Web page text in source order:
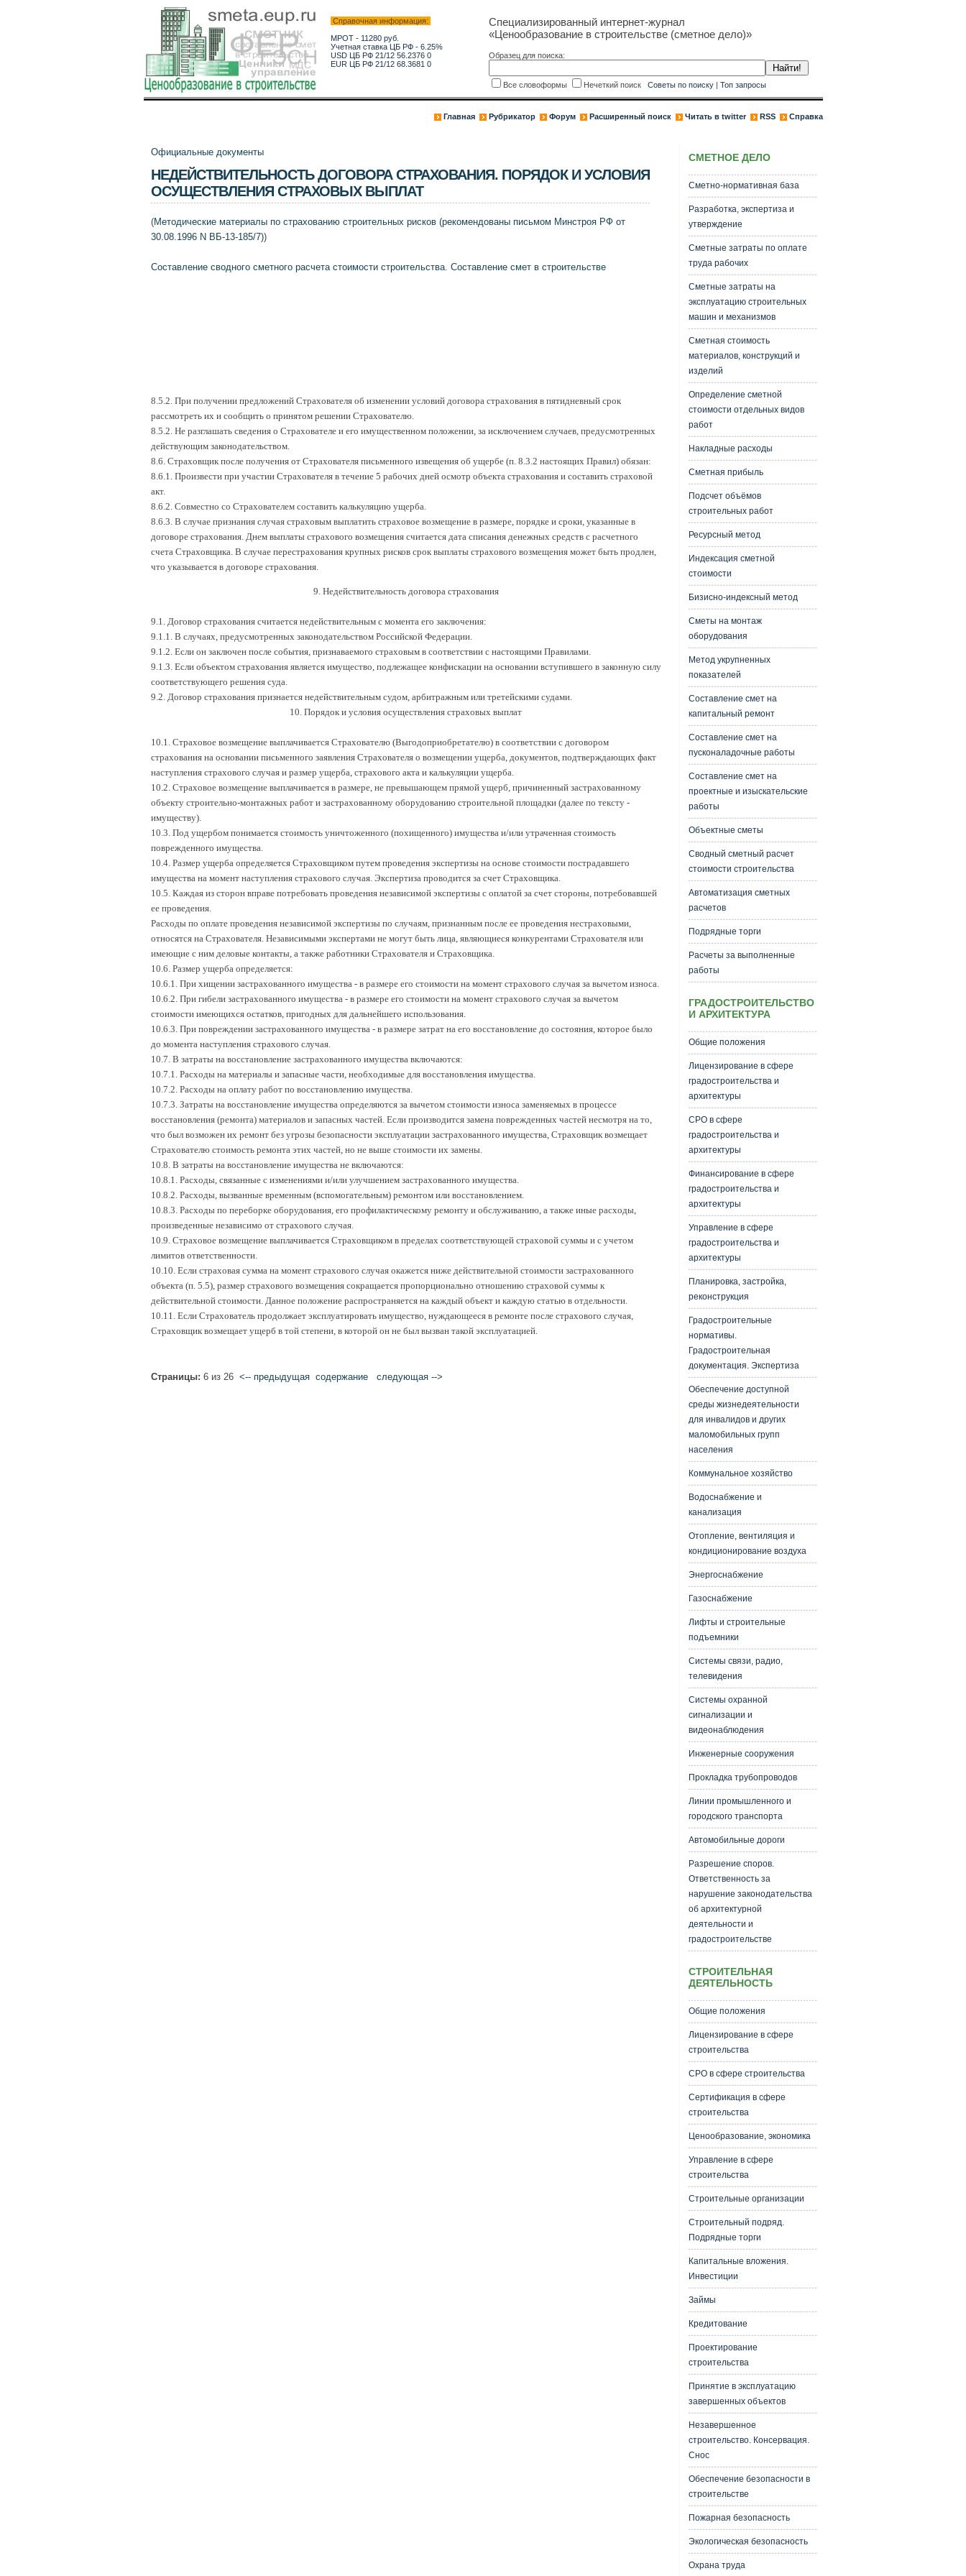
Справочная информация:
МРОТ - 11280 руб.
Учетная ставка ЦБ РФ - 6.25%
USD ЦБ РФ 21/12 56.2376 0
EUR ЦБ РФ 21/12 68.3681 0
Специализированный интернет-журнал
«Ценообразование в строительстве (сметное дело)»
Образец для поиска:
Все словоформы Нечеткий поиск Советы по поиску| Топ запросы
Главная Рубрикатор Форум Расширенный поиск Читать в twitter RSS Справка
Официальные документы
НЕДЕЙСТВИТЕЛЬНОСТЬ ДОГОВОРА СТРАХОВАНИЯ. ПОРЯДОК И УСЛОВИЯ
ОСУЩЕСТВЛЕНИЯ СТРАХОВЫХ ВЫПЛАТ
(Методические материалы по страхованию строительных рисков (рекомендованы письмом Минстроя РФ от
30.08.1996 N ВБ-13-185/7))
Составление сводного сметного расчета стоимости строительства. Составление смет в строительстве
8.5.2. При получении предложений Страхователя об изменении условий договора страхования в пятидневный срок
рассмотреть их и сообщить о принятом решении Страхователю.
8.5.2. Не разглашать сведения о Страхователе и его имущественном положении, за исключением случаев, предусмотренных
действующим законодательством.
8.6. Страховщик после получения от Страхователя письменного извещения об ущербе (п. 8.3.2 настоящих Правил) обязан:
8.6.1. Произвести при участии Страхователя в течение 5 рабочих дней осмотр объекта страхования и составить страховой
акт.
8.6.2. Совместно со Страхователем составить калькуляцию ущерба.
8.6.3. В случае признания случая страховым выплатить страховое возмещение в размере, порядке и сроки, указанные в
договоре страхования. Днем выплаты страхового возмещения считается дата списания денежных средств с расчетного
счета Страховщика. В случае перестрахования крупных рисков срок выплаты страхового возмещения может быть продлен,
что указывается в договоре страхования.
9. Недействительность договора страхования
9.1. Договор страхования считается недействительным с момента его заключения:
9.1.1. В случаях, предусмотренных законодательством Российской Федерации.
9.1.2. Если он заключен после события, признаваемого страховым в соответствии с настоящими Правилами.
9.1.3. Если объектом страхования является имущество, подлежащее конфискации на основании вступившего в законную силу
соответствующего решения суда.
9.2. Договор страхования признается недействительным судом, арбитражным или третейскими судами.
10. Порядок и условия осуществления страховых выплат
10.1. Страховое возмещение выплачивается Страхователю (Выгодоприобретателю) в соответствии с договором
страхования на основании письменного заявления Страхователя о возмещении ущерба, документов, подтверждающих факт
наступления страхового случая и размер ущерба, страхового акта и калькуляции ущерба.
10.2. Страховое возмещение выплачивается в размере, не превышающем прямой ущерб, причиненный застрахованному
объекту строительно-монтажных работ и застрахованному оборудованию строительной площадки (далее по тексту -
имуществу).
10.3. Под ущербом понимается стоимость уничтоженного (похищенного) имущества и/или утраченная стоимость
поврежденного имущества.
10.4. Размер ущерба определяется Страховщиком путем проведения экспертизы на основе стоимости пострадавшего
имущества на момент наступления страхового случая. Экспертиза проводится за счет Страховщика.
10.5. Каждая из сторон вправе потребовать проведения независимой экспертизы с оплатой за счет стороны, потребовавшей
ее проведения.
Расходы по оплате проведения независимой экспертизы по случаям, признанным после ее проведения нестраховыми,
относятся на Страхователя. Независимыми экспертами не могут быть лица, являющиеся конкурентами Страхователя или
имеющие с ним деловые контакты, а также работники Страхователя и Страховщика.
10.6. Размер ущерба определяется:
10.6.1. При хищении застрахованного имущества - в размере его стоимости на момент страхового случая за вычетом износа.
10.6.2. При гибели застрахованного имущества - в размере его стоимости на момент страхового случая за вычетом
стоимости имеющихся остатков, пригодных для дальнейшего использования.
10.6.3. При повреждении застрахованного имущества - в размере затрат на его восстановление до состояния, которое было
до момента наступления страхового случая.
10.7. В затраты на восстановление застрахованного имущества включаются:
10.7.1. Расходы на материалы и запасные части, необходимые для восстановления имущества.
10.7.2. Расходы на оплату работ по восстановлению имущества.
10.7.3. Затраты на восстановление имущества определяются за вычетом стоимости износа заменяемых в процессе
восстановления (ремонта) материалов и запасных частей. Если производится замена поврежденных частей несмотря на то,
что был возможен их ремонт без угрозы безопасности эксплуатации застрахованного имущества, Страховщик возмещает
Страхователю стоимость ремонта этих частей, но не выше стоимости их замены.
10.8. В затраты на восстановление имущества не включаются:
10.8.1. Расходы, связанные с изменениями и/или улучшением застрахованного имущества.
10.8.2. Расходы, вызванные временным (вспомогательным) ремонтом или восстановлением.
10.8.3. Расходы по переборке оборудования, его профилактическому ремонту и обслуживанию, а также иные расходы,
произведенные независимо от страхового случая.
10.9. Страховое возмещение выплачивается Страховщиком в пределах соответствующей страховой суммы и с учетом
лимитов ответственности.
10.10. Если страховая сумма на момент страхового случая окажется ниже действительной стоимости застрахованного
объекта (п. 5.5), размер страхового возмещения сокращается пропорционально отношению страховой суммы к
действительной стоимости. Данное положение распространяется на каждый объект и каждую статью в отдельности.
10.11. Если Страхователь продолжает эксплуатировать имущество, нуждающееся в ремонте после страхового случая,
Страховщик возмещает ущерб в той степени, в которой он не был вызван такой эксплуатацией.
Страницы: 6 из 26 <-- предыдущая cодержание следующая -->
СМЕТНОЕ ДЕЛО
Сметно-нормативная база
Разработка, экспертиза и
утверждение
Сметные затраты по оплате
труда рабочих
Сметные затраты на
эксплуатацию строительных
машин и механизмов
Сметная стоимость
материалов, конструкций и
изделий
Определение сметной
стоимости отдельных видов
работ
Накладные расходы
Сметная прибыль
Подсчет объёмов
строительных работ
Ресурсный метод
Индексация сметной
стоимости
Бизисно-индексный метод
Сметы на монтаж
оборудования
Метод укрупненных
показателей
Составление смет на
капитальный ремонт
Составление смет на
пусконаладочные работы
Составление смет на
проектные и изыскательские
работы
Объектные сметы
Сводный сметный расчет
стоимости строительства
Автоматизация сметных
расчетов
Подрядные торги
Расчеты за выполненные
работы
ГРАДОСТРОИТЕЛЬСТВО
И АРХИТЕКТУРА
Общие положения
Лицензирование в сфере
градостроительства и
архитектуры
СРО в сфере
градостроительства и
архитектуры
Финансирование в сфере
градостроительства и
архитектуры
Управление в сфере
градостроительства и
архитектуры
Планировка, застройка,
реконструкция
Градостроительные
нормативы.
Градостроительная
документация. Экспертиза
Обеспечение доступной
среды жизнедеятельности
для инвалидов и других
маломобильных групп
населения
Коммунальное хозяйство
Водоснабжение и
канализация
Отопление, вентиляция и
кондиционирование воздуха
Энергоснабжение
Газоснабжение
Лифты и строительные
подъемники
Системы связи, радио,
телевидения
Системы охранной
сигнализации и
видеонаблюдения
Инженерные сооружения
Прокладка трубопроводов
Линии промышленного и
городского транспорта
Автомобильные дороги
Разрешение споров.
Ответственность за
нарушение законодательства
об архитектурной
деятельности и
градостроительстве
СТРОИТЕЛЬНАЯ
ДЕЯТЕЛЬНОСТЬ
Общие положения
Лицензирование в сфере
строительства
СРО в сфере строительства
Сертификация в сфере
строительства
Ценообразование, экономика
Управление в сфере
строительства
Строительные организации
Строительный подряд.
Подрядные торги
Капитальные вложения.
Инвестиции
Займы
Кредитование
Проектирование
строительства
Принятие в эксплуатацию
завершенных объектов
Незавершенное
строительство. Консервация.
Снос
Обеспечение безопасности в
строительстве
Пожарная безопасность
Экологическая безопасность
Охрана труда